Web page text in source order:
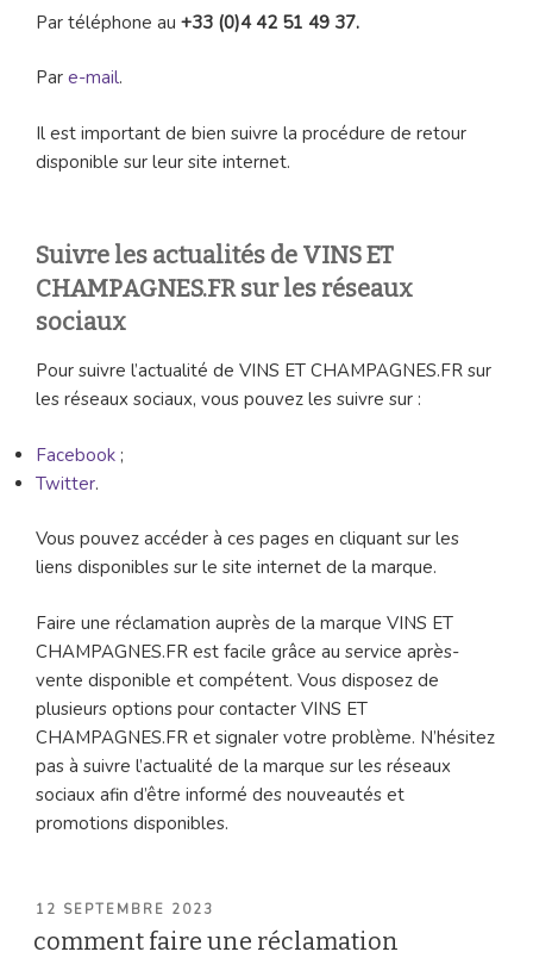
Par téléphone au +33 (0)4 42 51 49 37.
Par e-mail.
Il est important de bien suivre la procédure de retour
disponible sur leur site internet.
Suivre les actualités de VINS ET
CHAMPAGNES.FR sur les réseaux
sociaux
Pour suivre l’actualité de VINS ET CHAMPAGNES.FR sur
les réseaux sociaux, vous pouvez les suivre sur :
Facebook ;
Twitter.
Vous pouvez accéder à ces pages en cliquant sur les
liens disponibles sur le site internet de la marque.
Faire une réclamation auprès de la marque VINS ET
CHAMPAGNES.FR est facile grâce au service après-
vente disponible et compétent. Vous disposez de
plusieurs options pour contacter VINS ET
CHAMPAGNES.FR et signaler votre problème. N’hésitez
pas à suivre l’actualité de la marque sur les réseaux
sociaux afin d’être informé des nouveautés et
promotions disponibles.
PUBLIÉ
12 SEPTEMBRE 2023
comment faire une réclamation